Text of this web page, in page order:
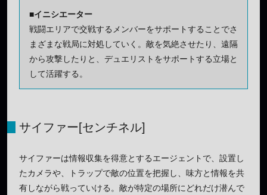
■イニシエーター
戦闘エリアで交戦するメンバーをサポートすることでさ
まざまな戦局に対処していく。敵を気絶させたり、遠隔
から攻撃したりと、デュエリストをサポートする立場と
して活躍する。
サイファー[センチネル]
サイファーは情報収集を得意とするエージェントで、設置し
たカメラや、トラップで敵の位置を把握し、味方と情報を共
有しながら戦っていける。敵が特定の場所にどれだけ潜んで